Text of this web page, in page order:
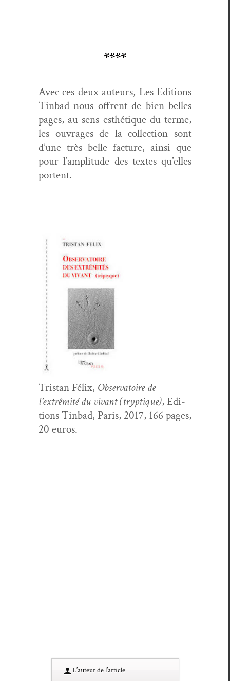
****
Avec ces deux auteurs, Les Edi­tions
Tin­bad nous offrent de bien belles
pages, au sens esthé­tique du terme,
les ouvrages de la col­lec­tion sont
d’une très belle fac­ture, ain­si que
pour l’amplitude des textes qu’elles
portent.
Tris­tan Félix, Obser­va­toire de
l’extrêmité du vivant (tryp­tique), Edi­
tions Tin­bad, Paris, 2017, 166 pages,
20 euros.
L’au­teur de l’article